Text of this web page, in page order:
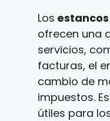
Los
ofrecen una
servicios,
facturas, el
cambio de
impuestos.
útiles para